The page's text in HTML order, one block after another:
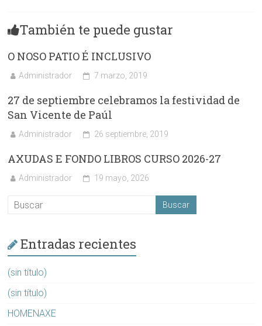
También te puede gustar
O NOSO PATIO É INCLUSIVO
Administrador 7 marzo, 2019
27 de septiembre celebramos la festividad de
San Vicente de Paúl
Administrador 26 septiembre, 2019
AXUDAS E FONDO LIBROS CURSO 2026-27
Administrador 19 mayo, 2026
Entradas recientes
(sin título)
(sin título)
HOMENAXE